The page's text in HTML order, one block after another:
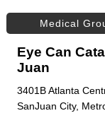
Medical
Eye Can
Juan
3401B Atlanta
SanJuan City,